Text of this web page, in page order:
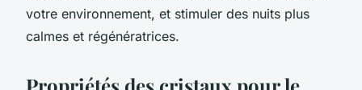
votre environnement, et stimuler des nuits plus
calmes et régénératrices.